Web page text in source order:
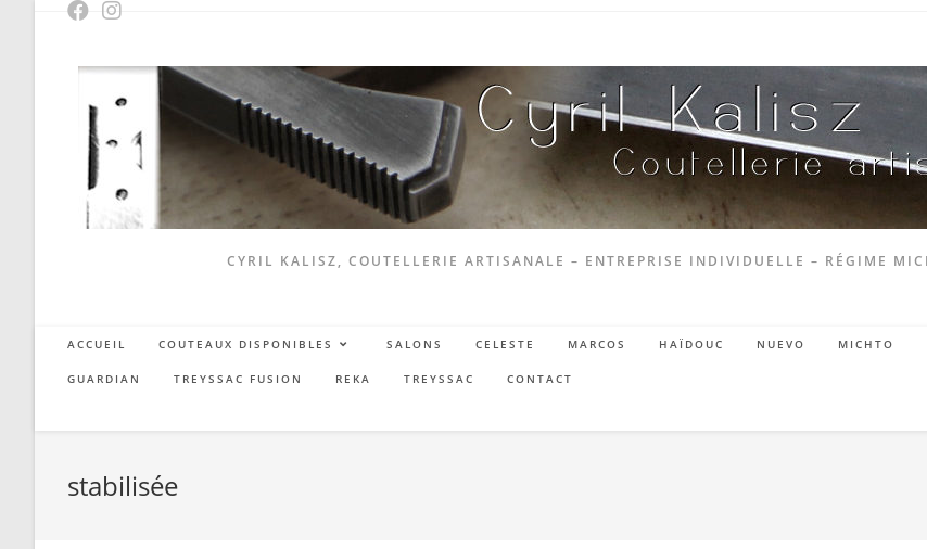
CYRIL KALISZ, COUTELLERIE ARTISANALE – ENTREPRISE INDIVIDUELLE – RÉGIME
ACCUEIL COUTEAUX DISPONIBLES SALONS CELESTE MARCOS HAÏDOUC NUEVO MICHTO
GUARDIAN TREYSSAC FUSION REKA TREYSSAC CONTACT
stabilisée